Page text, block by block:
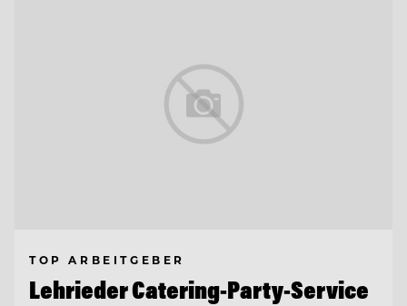
TOP ARBEITGEBER
Lehrieder Catering-Party-Service